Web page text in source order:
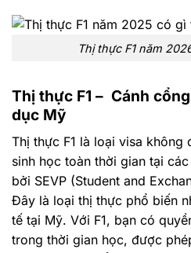
Thị thực F1 năm
Thị thực F1 – Cánh
dục Mỹ
Thị thực F1 là loại visa không
sinh học toàn thời gian tại
bởi SEVP (Student and
Đây là loại thị thực phổ biến
tế tại Mỹ. Với F1, bạn có
trong thời gian học, được